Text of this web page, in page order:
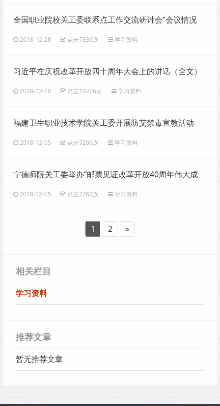
全国职业院校关工委联系点工作交流研讨会”会议情况
2018-12-28 点击7836次 学习资料
习近平在庆祝改革开放四十周年大会上的讲话（全文）
2018-12-20 点击10226次 学习资料
福建卫生职业技术学院关工委开展防艾禁毒宣教活动
2018-12-05 点击7206次 学习资料
宁德师院关工委举办“邮票见证改革开放40周年伟大成
2018-12-05 点击7262次 学习资料
1 2 »
相关栏目
学习资料
推荐文章
暂无推荐文章